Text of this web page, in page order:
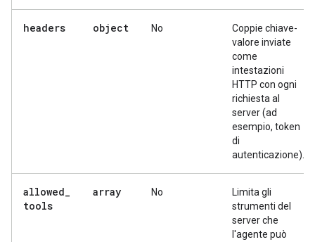
headers object No
Coppie chiave-
valore inviate
come
intestazioni
HTTP con ogni
richiesta al
server (ad
esempio, token
di
autenticazione).
allowed_
tools
array No
Limita gli
strumenti del
server che
l'agente può